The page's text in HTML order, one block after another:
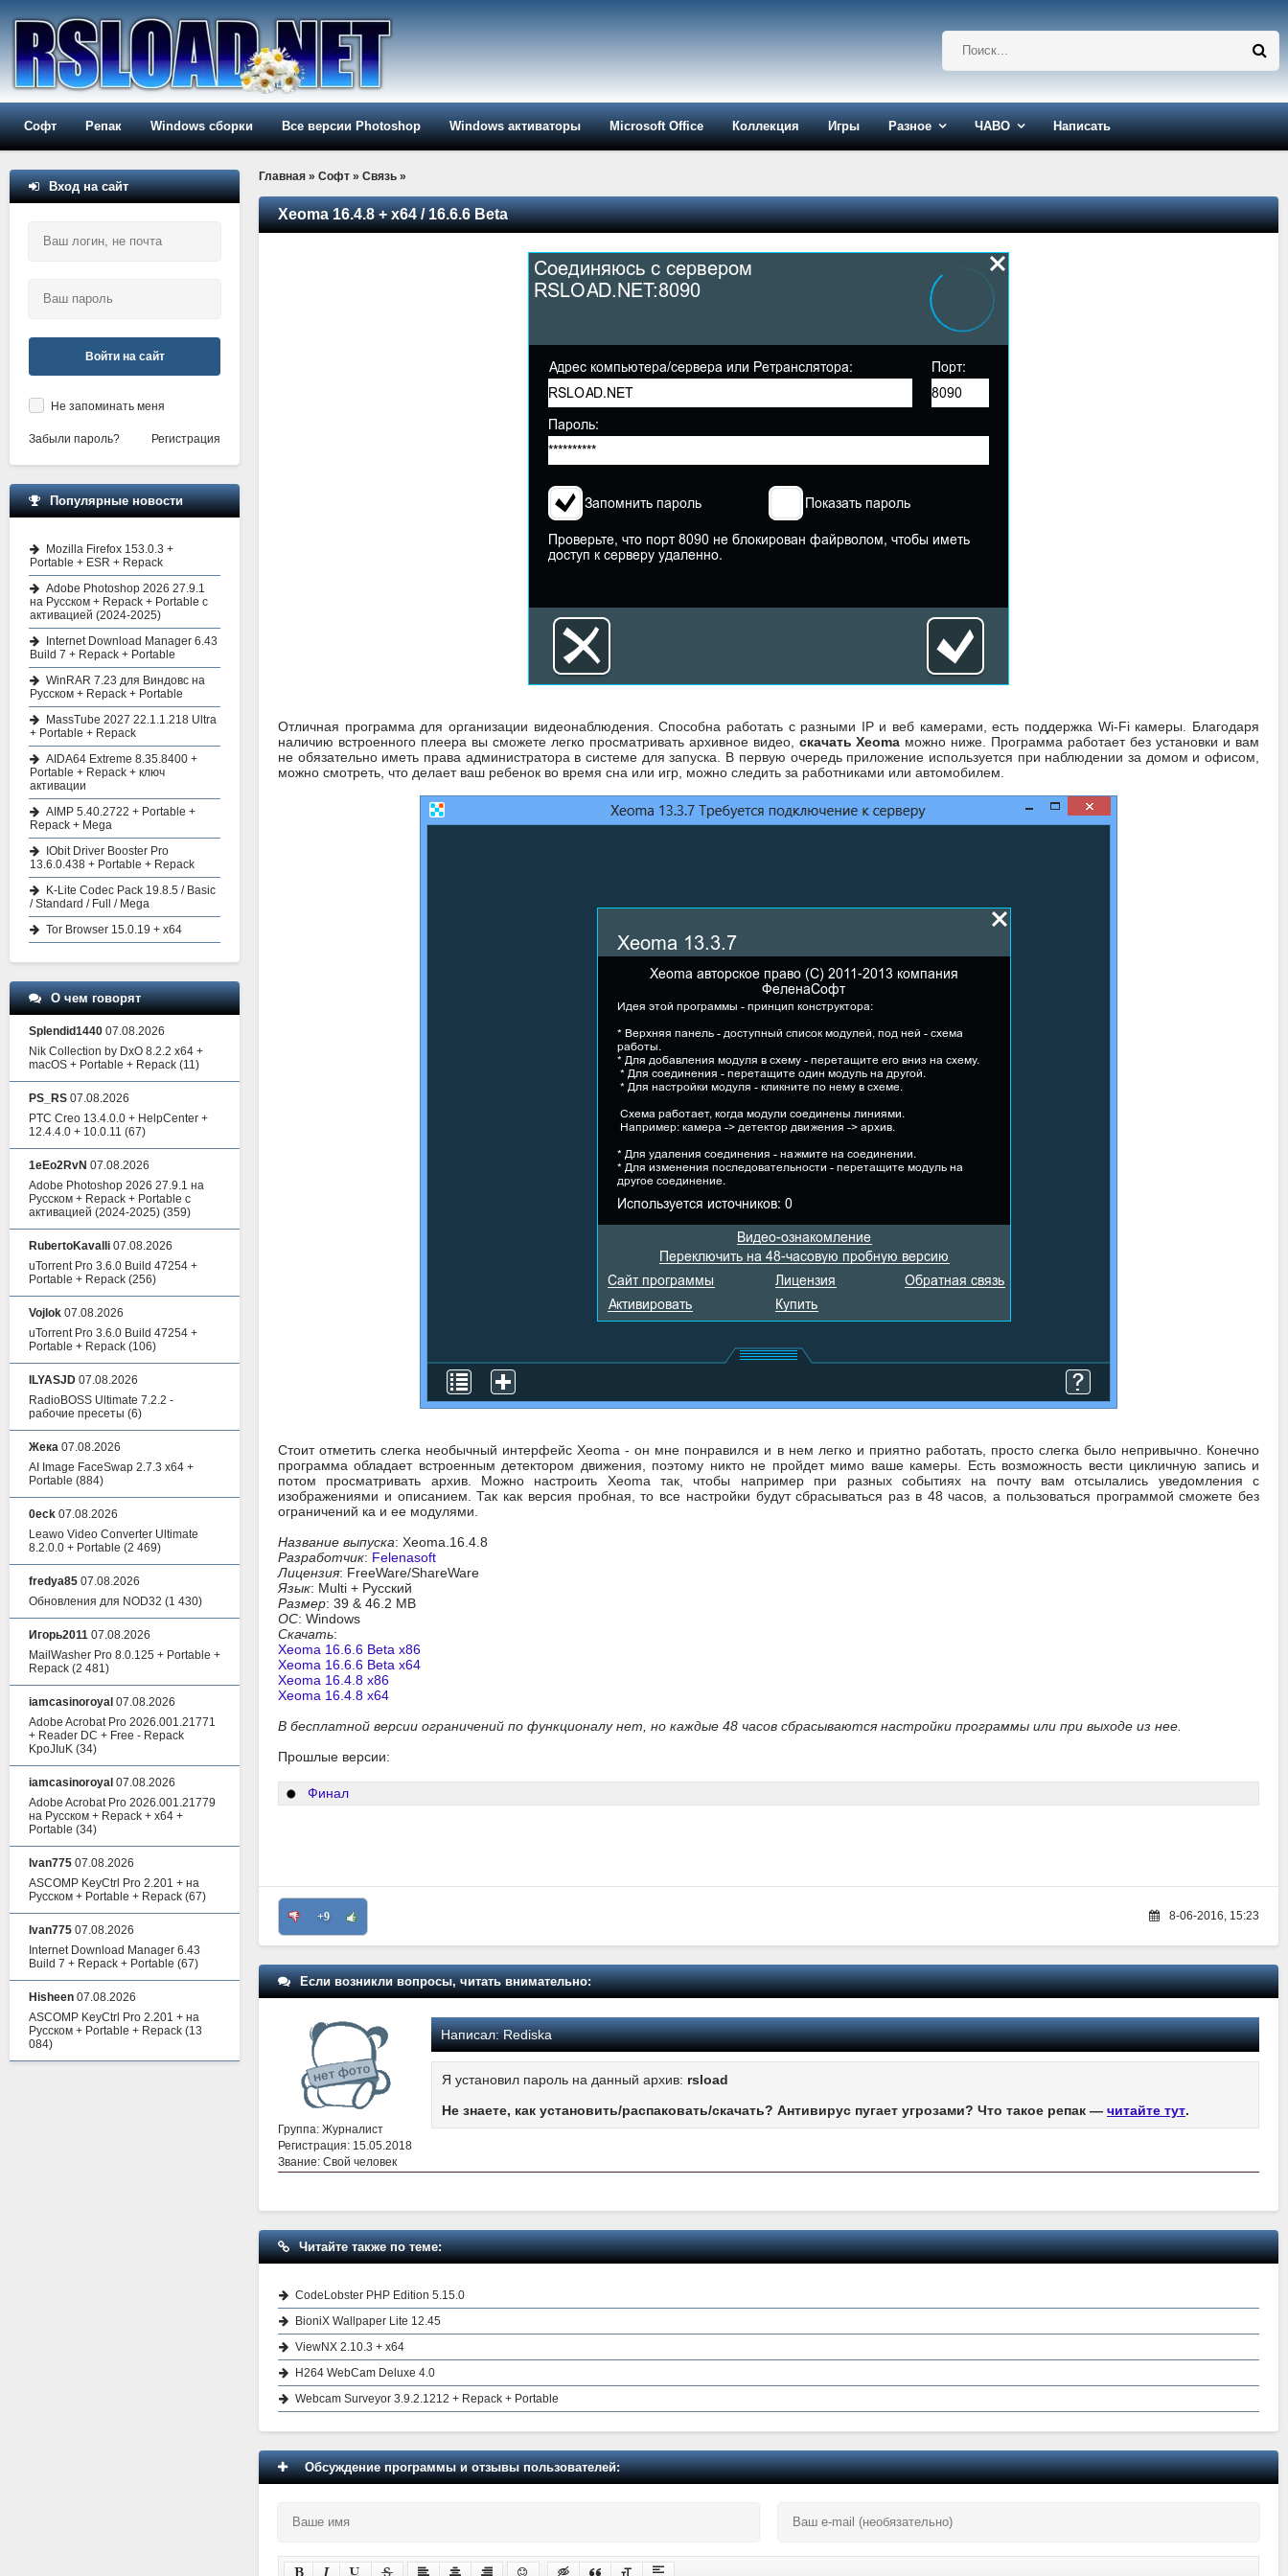
Софт Репак Windows сборки Все версии Photoshop Windows активаторы Microsoft Office Коллекция Игры Разное ЧАВО Написать
Главная » Софт » Связь »
Xeoma 16.4.8 + x64 / 16.6.6 Beta
Отличная программа для организации видеонаблюдения. Способна работать с разными IP и веб камерами, есть поддержка Wi-Fi камеры. Благодаря
наличию встроенного плеера вы сможете легко просматривать архивное видео, скачать Xeoma можно ниже. Программа работает без установки и вам
не обязательно иметь права администратора в системе для запуска. В первую очередь приложение используется при наблюдении за домом и офисом,
можно смотреть, что делает ваш ребенок во время сна или игр, можно следить за работниками или автомобилем.
Стоит отметить слегка необычный интерфейс Xeoma - он мне понравился и в нем легко и приятно работать, просто слегка было непривычно. Конечно
программа обладает встроенным детектором движения, поэтому никто не пройдет мимо ваше камеры. Есть возможность вести цикличную запись и
потом просматривать архив. Можно настроить Xeoma так, чтобы например при разных событиях на почту вам отсылались уведомления с
изображениями и описанием. Так как версия пробная, то все настройки будут сбрасываться раз в 48 часов, а пользоваться программой сможете без
ограничений ка и ее модулями.
Название выпуска: Xeoma.16.4.8
Разработчик: Felenasoft
Лицензия: FreeWare/ShareWare
Язык: Multi + Русский
Размер: 39 & 46.2 MB
ОС: Windows
Скачать:
Xeoma 16.6.6 Beta x86
Xeoma 16.6.6 Beta x64
Xeoma 16.4.8 x86
Xeoma 16.4.8 x64
В бесплатной версии ограничений по функционалу нет, но каждые 48 часов сбрасываются настройки программы или при выходе из нее.
Прошлые версии:
Финал
+9 8-06-2016, 15:23
Если возникли вопросы, читать внимательно:
Группа: Журналист
Регистрация: 15.05.2018
Звание: Свой человек
Написал:Rediska
Я установил пароль на данный архив: rsload
Не знаете, как установить/распаковать/скачать? Антивирус пугает угрозами? Что такое репак — читайте тут.
Читайте также по теме:
CodeLobster PHP Edition 5.15.0
BioniX Wallpaper Lite 12.45
ViewNX 2.10.3 + x64
H264 WebCam Deluxe 4.0
Webcam Surveyor 3.9.2.1212 + Repack + Portable
Обсуждение программы и отзывы пользователей:
Вход на сайт
Войти на сайт
Не запоминать меня
Забыли пароль? Регистрация
Популярные новости
Mozilla Firefox 153.0.3 +
Portable + ESR + Repack
Adobe Photoshop 2026 27.9.1
на Русском + Repack + Portable с
активацией (2024-2025)
Internet Download Manager 6.43
Build 7 + Repack + Portable
WinRAR 7.23 для Виндовс на
Русском + Repack + Portable
MassTube 2027 22.1.1.218 Ultra
+ Portable + Repack
AIDA64 Extreme 8.35.8400 +
Portable + Repack + ключ
активации
AIMP 5.40.2722 + Portable +
Repack + Mega
IObit Driver Booster Pro
13.6.0.438 + Portable + Repack
K-Lite Codec Pack 19.8.5 / Basic
/ Standard / Full / Mega
Tor Browser 15.0.19 + x64
О чем говорят
Splendid1440 07.08.2026
Nik Collection by DxO 8.2.2 x64 +
macOS + Portable + Repack (11)
PS_RS 07.08.2026
PTC Creo 13.4.0.0 + HelpCenter +
12.4.4.0 + 10.0.11 (67)
1eEo2RvN 07.08.2026
Adobe Photoshop 2026 27.9.1 на
Русском + Repack + Portable с
активацией (2024-2025) (359)
RubertoKavalli 07.08.2026
uTorrent Pro 3.6.0 Build 47254 +
Portable + Repack (256)
Vojlok 07.08.2026
uTorrent Pro 3.6.0 Build 47254 +
Portable + Repack (106)
ILYASJD 07.08.2026
RadioBOSS Ultimate 7.2.2 -
рабочие пресеты (6)
Жека 07.08.2026
AI Image FaceSwap 2.7.3 x64 +
Portable (884)
0eck 07.08.2026
Leawo Video Converter Ultimate
8.2.0.0 + Portable (2 469)
fredya85 07.08.2026
Обновления для NOD32 (1 430)
Игорь2011 07.08.2026
MailWasher Pro 8.0.125 + Portable +
Repack (2 481)
iamcasinoroyal 07.08.2026
Adobe Acrobat Pro 2026.001.21771
+ Reader DC + Free - Repack
KpoJIuK (34)
iamcasinoroyal 07.08.2026
Adobe Acrobat Pro 2026.001.21779
на Русском + Repack + x64 +
Portable (34)
Ivan775 07.08.2026
ASCOMP KeyCtrl Pro 2.201 + на
Русском + Portable + Repack (67)
Ivan775 07.08.2026
Internet Download Manager 6.43
Build 7 + Repack + Portable (67)
Hisheen 07.08.2026
ASCOMP KeyCtrl Pro 2.201 + на
Русском + Portable + Repack (13
084)